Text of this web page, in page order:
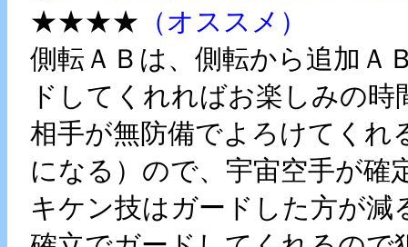
★★★★ （オススメ）
側転ＡＢは、側転から追加Ａ
ドしてくれればお楽しみの時
相手が無防備でよろけてくれ
になる）ので、宇宙空手が確
キケン技はガードした方が